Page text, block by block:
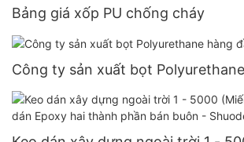
Bảng giá xốp PU chống cháy
Công ty sản xuất bọt